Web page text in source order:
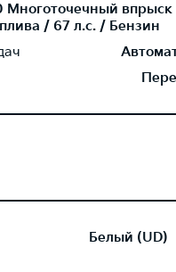
Многоточечный впрыск
/ 67 л.с. / Бензин
Белый (UD)